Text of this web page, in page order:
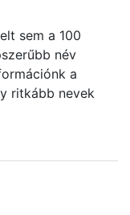
sem a 100
név
a
ritkább nevek